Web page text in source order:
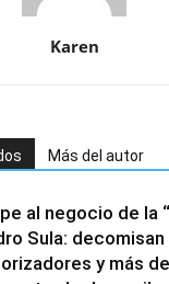
Karen
Más del autor
al negocio de la
Sula: decomisan
y más